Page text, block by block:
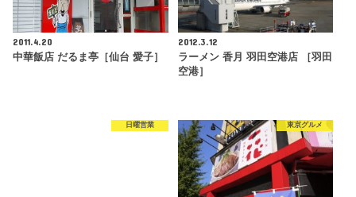
2011.4.20
中華飯店 だるま亭［仙台 愛子］
2012.3.12
ラーメン 香月 羽田空港店 ［羽田
空港］
日曜営業 東京グルメ